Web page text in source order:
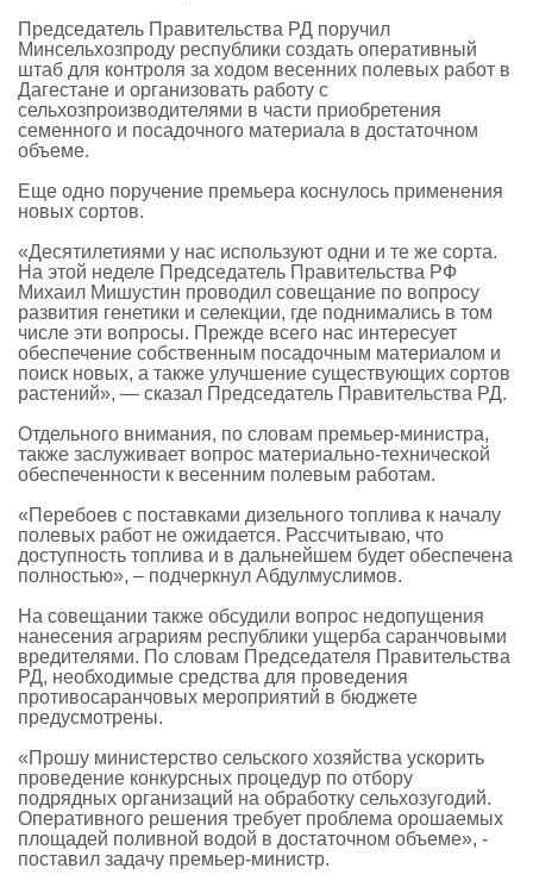
Председатель Правительства РД поручил
Минсельхозпроду республики создать оперативный
штаб для контроля за ходом весенних полевых работ в
Дагестане и организовать работу с
сельхозпроизводителями в части приобретения
семенного и посадочного материала в достаточном
объеме.
Еще одно поручение премьера коснулось применения
новых сортов.
«Десятилетиями у нас используют одни и те же сорта.
На этой неделе Председатель Правительства РФ
Михаил Мишустин проводил совещание по вопросу
развития генетики и селекции, где поднимались в том
числе эти вопросы. Прежде всего нас интересует
обеспечение собственным посадочным материалом и
поиск новых, а также улучшение существующих сортов
растений», — сказал Председатель Правительства РД.
Отдельного внимания, по словам премьер-министра,
также заслуживает вопрос материально-технической
обеспеченности к весенним полевым работам.
«Перебоев с поставками дизельного топлива к началу
полевых работ не ожидается. Рассчитываю, что
доступность топлива и в дальнейшем будет обеспечена
полностью», – подчеркнул Абдулмуслимов.
На совещании также обсудили вопрос недопущения
нанесения аграриям республики ущерба саранчовыми
вредителями. По словам Председателя Правительства
РД, необходимые средства для проведения
противосаранчовых мероприятий в бюджете
предусмотрены.
«Прошу министерство сельского хозяйства ускорить
проведение конкурсных процедур по отбору
подрядных организаций на обработку сельхозугодий.
Оперативного решения требует проблема орошаемых
площадей поливной водой в достаточном объеме», -
поставил задачу премьер-министр.